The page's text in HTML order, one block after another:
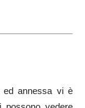
ed annessa vi è